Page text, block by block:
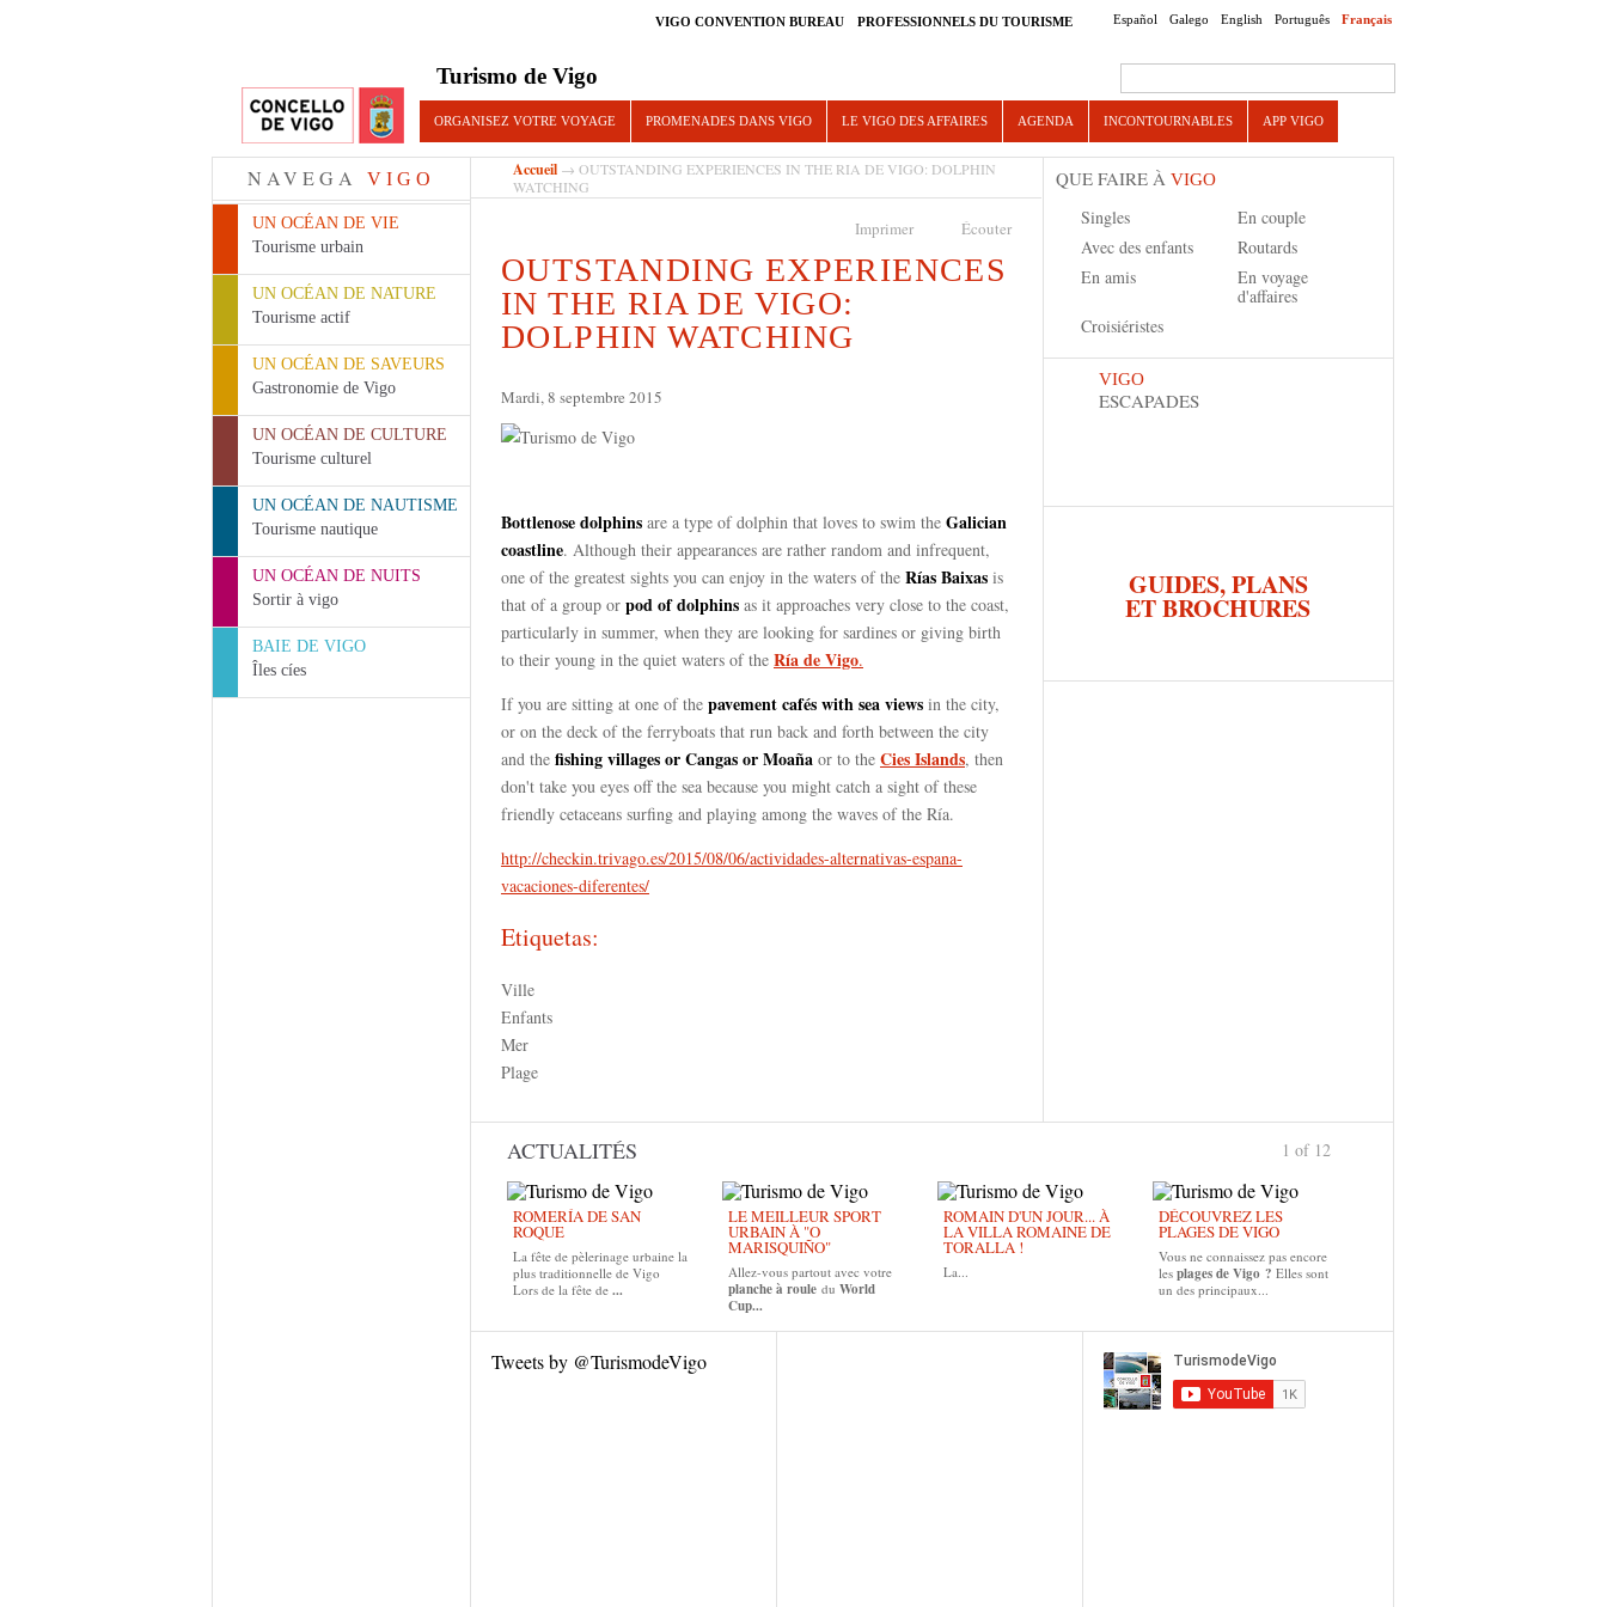
Español Galego English Português Français
VIGO CONVENTION BUREAU PROFESSIONNELS DU TOURISME
Turismo de Vigo
ORGANISEZ VOTRE VOYAGE PROMENADES DANS VIGO LE VIGO DES AFFAIRES AGENDA INCONTOURNABLES APP VIGO
NAVEGA VIGO
UN OCÉAN DE VIE
Tourisme urbain
UN OCÉAN DE NATURE
Tourisme actif
UN OCÉAN DE SAVEURS
Gastronomie de Vigo
UN OCÉAN DE CULTURE
Tourisme culturel
UN OCÉAN DE NAUTISME
Tourisme nautique
UN OCÉAN DE NUITS
Sortir à vigo
BAIE DE VIGO
Îles cíes
Accueil → OUTSTANDING EXPERIENCES IN THE RIA DE VIGO: DOLPHIN
WATCHING
Imprimer Écouter
OUTSTANDING EXPERIENCES
IN THE RIA DE VIGO:
DOLPHIN WATCHING
Mardi, 8 septembre 2015
Bottlenose dolphins are a type of dolphin that loves to swim the Galician
coastline. Although their appearances are rather random and infrequent,
one of the greatest sights you can enjoy in the waters of the Rías Baixas is
that of a group or pod of dolphins as it approaches very close to the coast,
particularly in summer, when they are looking for sardines or giving birth
to their young in the quiet waters of the Ría de Vigo.
If you are sitting at one of the pavement cafés with sea views in the city,
or on the deck of the ferryboats that run back and forth between the city
and the fishing villages or Cangas or Moaña or to the Cies Islands, then
don't take you eyes off the sea because you might catch a sight of these
friendly cetaceans surfing and playing among the waves of the Ría.
http://checkin.trivago.es/2015/08/06/actividades-alternativas-espana-
vacaciones-diferentes/
Etiquetas:
Ville
Enfants
Mer
Plage
QUE FAIRE À VIGO
Singles
En couple
Avec des enfants
Routards
En amis
En voyage
d'affaires
Croisiéristes
VIGO
ESCAPADES
GUIDES, PLANS
ET BROCHURES
ACTUALITÉS
ROMERÍA DE SAN
ROQUE
La fête de pèlerinage urbaine la
plus traditionnelle de Vigo
Lors de la fête de ...
LE MEILLEUR SPORT
URBAIN À "O
MARISQUIÑO"
Allez-vous partout avec votre
planche à roule du World
Cup...
ROMAIN D'UN JOUR... À
LA VILLA ROMAINE DE
TORALLA !
La...
DÉCOUVREZ LES
PLAGES DE VIGO
Vous ne connaissez pas encore
les plages de Vigo ? Elles sont
un des principaux...
1 of 12
Tweets by @TurismodeVigo